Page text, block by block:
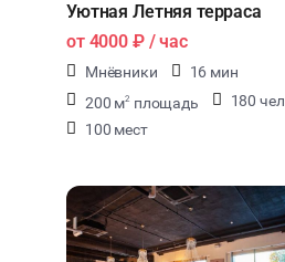
Уютная Летняя терраса
от 4000 ₽/ час
Мнёвники
16 мин
200 м2 площадь
180 чел
100 мест